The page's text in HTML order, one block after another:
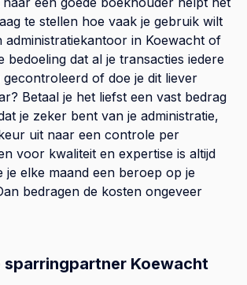
te stellen hoe vaak je gebruik wilt
administratiekantoor in Koewacht of
bedoeling dat al je transacties iedere
of doe je dit liever
Betaal je het liefst een vast bedrag
je zeker bent van je administratie,
uit naar een controle per
voor kwaliteit en expertise is altijd
je elke maand een beroep op je
bedragen de kosten ongeveer
sparringpartner Koewacht